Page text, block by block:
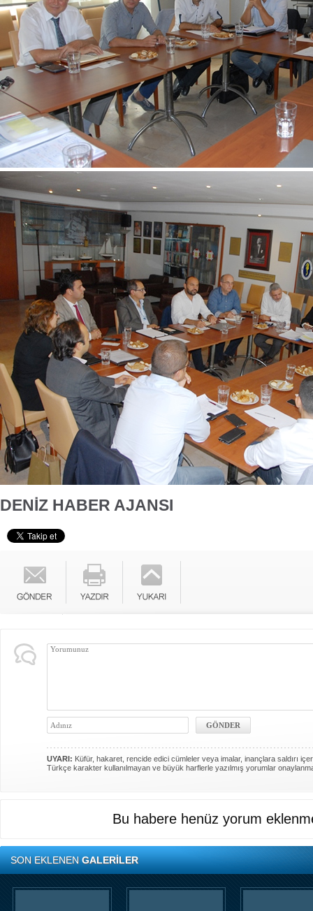
DENİZ HABER AJANSI
UYARI: Küfür, hakaret, rencide edici cümleler veya imalar, inançlara saldırı
Türkçe karakter kullanılmayan ve büyük harflerle yazılmış yorumlar
Bu habere henüz yorum
SON EKLENENGALERİLER